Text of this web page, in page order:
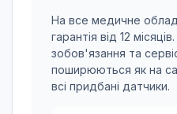
На все медичне
гарантія від 12
зобов'язання та
поширюються як на
всі придбані датчики.